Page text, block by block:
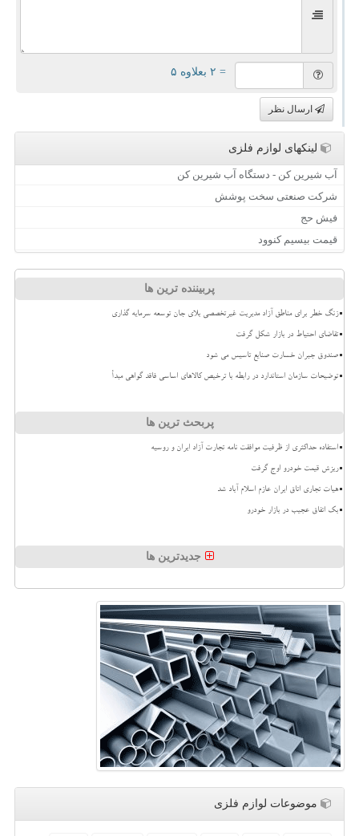
= ۲ بعلاوه ۵
ارسال نظر
لینکهای لوازم فلزی
آب شیرین کن - دستگاه آب شیرین کن
شرکت صنعتی سخت پوشش
فیش حج
قیمت بیسیم کنوود
پربیننده ترین ها
زنگ خطر برای مناطق آزاد مدیریت غیرتخصصی بلای جان توسعه سرمایه گذاری
تقاضای احتیاط در بازار شکل گرفت
صندوق جبران خسارت صنایع تاسیس می شود
توضیحات سازمان استاندارد در رابطه با ترخیص کالاهای اساسی فاقد گواهی مبدأ
پربحث ترین ها
استفاده حداکثری از ظرفیت موافقت نامه تجارت آزاد ایران و روسیه
ریزش قیمت خودرو اوج گرفت
هیات تجاری اتاق ایران عازم اسلام آباد شد
بک اتفاق عجیب در بازار خودرو
جدیدترین ها
موضوعات لوازم فلزی